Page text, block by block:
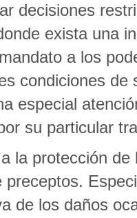
decisiones
exista una
a los
condiciones
especial
su particular
la protección
preceptos.
de los daños